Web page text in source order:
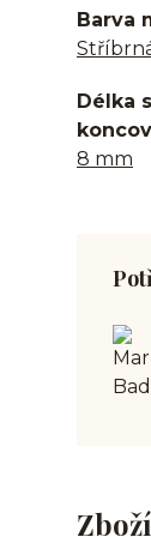
Barva
Délka
8 mm